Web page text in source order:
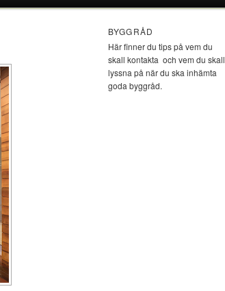
BYGGRÅD
Här finner du tips på vem du
skall kontakta och vem du skall
lyssna på när du ska inhämta
goda byggråd.